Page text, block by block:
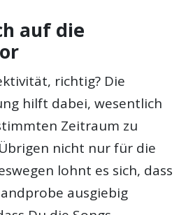
auf die
richtig? Die
hilft dabei, wesentlich
Zeitraum zu
nicht nur für die
lohnt es sich, dass
ausgiebig